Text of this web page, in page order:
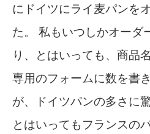
にドイツにライ麦パンを
た。 私もいつしかオーダ
り、とはいっても、商品
専用のフォームに数を書
が、ドイツパンの多さに
とはいってもフランスの